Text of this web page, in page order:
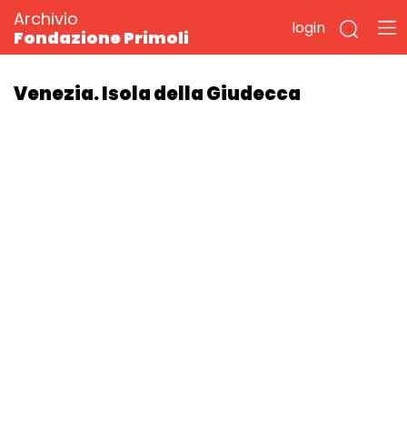
Archivio
Fondazione Primoli
login
Venezia. Isola della Giudecca